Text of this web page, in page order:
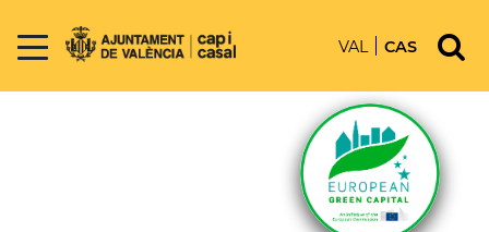
VAL CAS